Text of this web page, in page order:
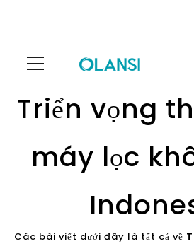
Triển vọng
máy lọc
Các bài viết dưới đây là tất cả về